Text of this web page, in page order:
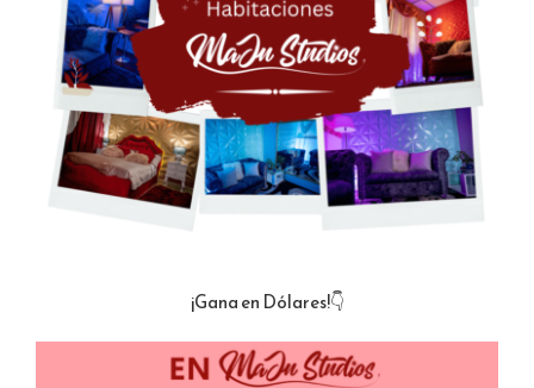
¡Gana en Dólares!👇